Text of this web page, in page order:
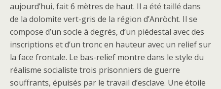
aujourd’hui, fait 6 mètres de haut. Il a été taillé dans
de la dolomite vert-gris de la région d’Anröcht. Il se
compose d’un socle à degrés, d’un piédestal avec des
inscriptions et d’un tronc en hauteur avec un relief sur
la face frontale. Le bas-relief montre dans le style du
réalisme socialiste trois prisonniers de guerre
souffrants, épuisés par le travail d’esclave. Une étoile